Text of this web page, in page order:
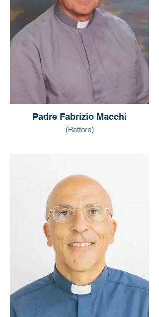
Padre Fabrizio Macchi
(Rettore)